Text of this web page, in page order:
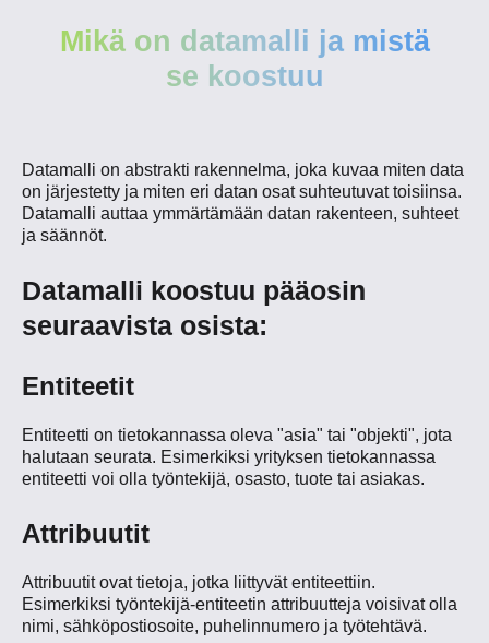
Mikä on datamalli ja mistä
se koostuu
Datamalli on abstrakti rakennelma, joka kuvaa miten data
on järjestetty ja miten eri datan osat suhteutuvat toisiinsa.
Datamalli auttaa ymmärtämään datan rakenteen, suhteet
ja säännöt.
Datamalli koostuu pääosin
seuraavista osista:
Entiteetit
Entiteetti on tietokannassa oleva "asia" tai "objekti", jota
halutaan seurata. Esimerkiksi yrityksen tietokannassa
entiteetti voi olla työntekijä, osasto, tuote tai asiakas.
Attribuutit
Attribuutit ovat tietoja, jotka liittyvät entiteettiin.
Esimerkiksi työntekijä-entiteetin attribuutteja voisivat olla
nimi, sähköpostiosoite, puhelinnumero ja työtehtävä.